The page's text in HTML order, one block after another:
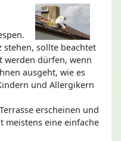
stehen, sollte beachtet
werden dürfen, wenn
ausgeht, wie es
und Allergikern
erscheinen und
meistens eine einfache